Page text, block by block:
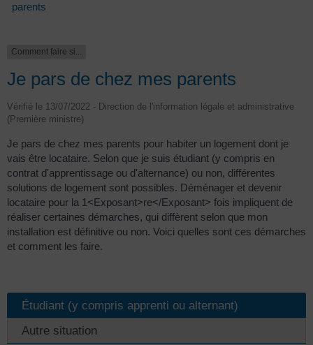
parents
Comment faire si...
Je pars de chez mes parents
Vérifié le 13/07/2022 - Direction de l'information légale et administrative
(Première ministre)
Je pars de chez mes parents pour habiter un logement dont je
vais être locataire. Selon que je suis étudiant (y compris en
contrat d'apprentissage ou d'alternance) ou non, différentes
solutions de logement sont possibles. Déménager et devenir
locataire pour la 1<Exposant>re</Exposant> fois impliquent de
réaliser certaines démarches, qui diffèrent selon que mon
installation est définitive ou non. Voici quelles sont ces démarches
et comment les faire.
Étudiant (y compris apprenti ou alternant)
Autre situation